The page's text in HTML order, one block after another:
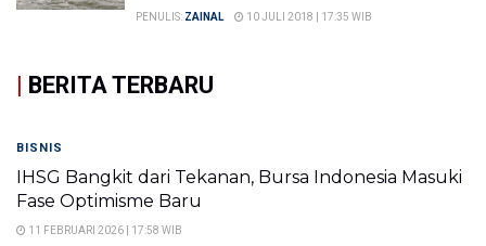
PENULIS: ZAINAL 10 JULI 2018 | 17:35 WIB
| BERITA TERBARU
BISNIS
IHSG Bangkit dari Tekanan, Bursa Indonesia Masuki
Fase Optimisme Baru
11 FEBRUARI 2026 | 17:58 WIB